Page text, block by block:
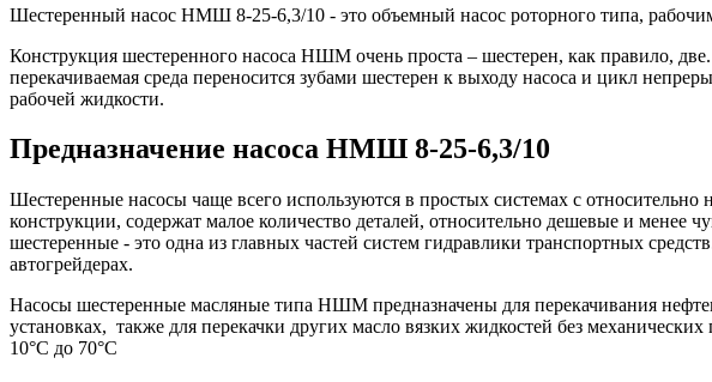
Шестеренный насос НМШ 8-25-6,3/10 - это объемный насос роторного типа,
Конструкция шестеренного насоса НШМ очень проста – шестерен, как правило,
перекачиваемая среда переносится зубами шестерен к выходу насоса и цикл
рабочей жидкости.
Предназначение насоса НМШ 8-25-6,3/10
Шестеренные насосы чаще всего используются в простых системах с
конструкции, содержат малое количество деталей, относительно дешевые и
шестеренные - это одна из главных частей систем гидравлики транспортных
автогрейдерах.
Насосы шестеренные масляные типа НШМ предназначены для перекачивания
установках, также для перекачки других масло вязких жидкостей без
10°С до 70°С